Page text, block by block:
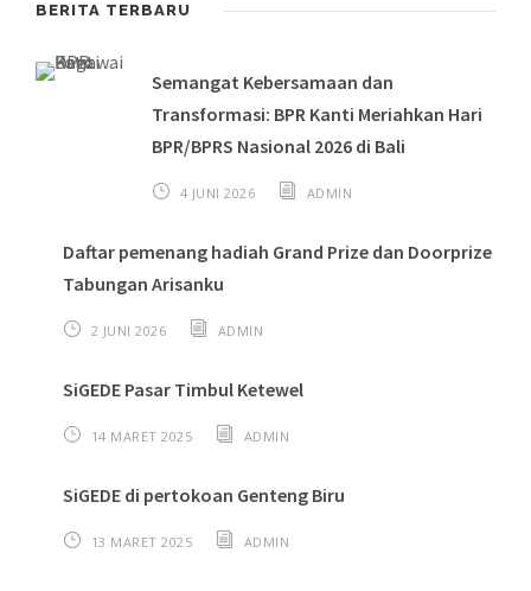
BERITA TERBARU
Semangat Kebersamaan dan
Transformasi: BPR Kanti Meriahkan Hari
BPR/BPRS Nasional 2026 di Bali
4 JUNI 2026 ADMIN
Daftar pemenang hadiah Grand Prize dan Doorprize
Tabungan Arisanku
2 JUNI 2026 ADMIN
SiGEDE Pasar Timbul Ketewel
14 MARET 2025 ADMIN
SiGEDE di pertokoan Genteng Biru
13 MARET 2025 ADMIN